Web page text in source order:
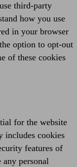
third-party
how you use
in your browser
option to opt-out
of these cookies
for the website
includes cookies
features of
any personal